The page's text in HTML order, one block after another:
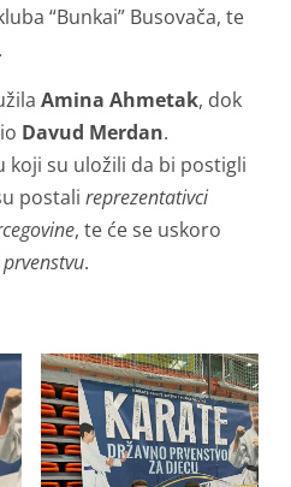
“Bunkai” Busovača, te
Amina Ahmetak, dok
Davud Merdan.
su uložili da bi postigli
postali reprezentativci
, te će se uskoro
.